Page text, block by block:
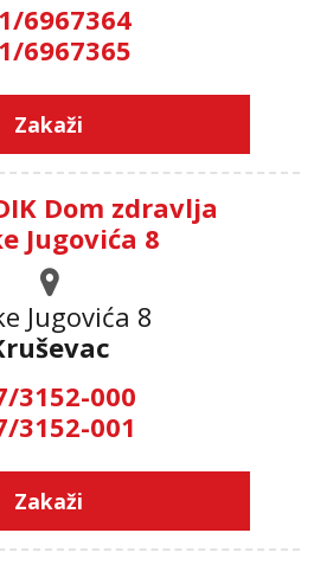
6967364
6967365
Zakaži
Dom zdravlja
Jugovića 8
Jugovića 8
3152-000
3152-001
Zakaži